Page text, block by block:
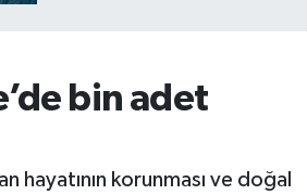
bin adet
hayatının korunması ve doğal